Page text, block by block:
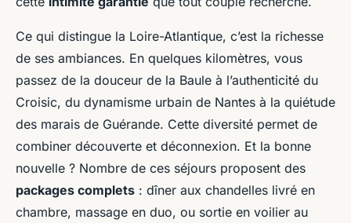
Ce qui distingue la Loire-Atlantique, c’est la richesse
de ses ambiances. En quelques kilomètres, vous
passez de la douceur de la Baule à l’authenticité du
Croisic, du dynamisme urbain de Nantes à la quiétude
des marais de Guérande. Cette diversité permet de
combiner découverte et déconnexion. Et la bonne
nouvelle ? Nombre de ces séjours proposent des
packages complets : dîner aux chandelles livré en
chambre, massage en duo, ou sortie en voilier au